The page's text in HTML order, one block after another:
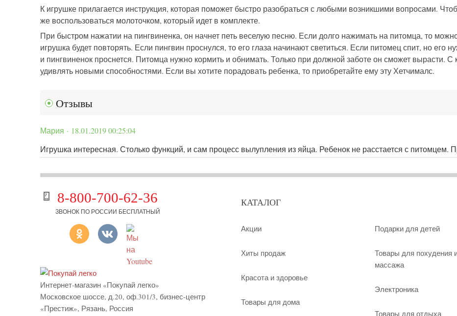
К игрушке прилагается инструкция, которая поможет быстро разобраться с любыми возникшими вопросами.
же воспользоваться молоточком, который идет в комплекте.
При быстром нажатии на пингвиненка, он начнет петь веселую песню. Если долго нажимать на питомца, то
игрушка будет повторять. Если пингвин проснулся, то его глаза начинают светиться. Если питомец спит, но его
и пингвиненок проснется. Питомца нужно кормить и обнимать. Только при должной заботе он сможет вырасти.
удивлять новыми способностями. Если вы хотите порадовать ребенка, то приобретайте ему эту Хетчималс.
Отзывы
Мария · 18.01.2019 00:25:04
Игрушка интересная. Столько функций, и сам процесс вылупления из яйца. Ребенок не расстается с питомцем.
8-800-700-62-36
ЗВОНОК ПО РОССИИ БЕСПЛАТНЫЙ
Интернет-магазин «Покупай легко»
Московское шоссе, д.20, оф.301/3, бизнес-центр
«Престиж», Рязань, Россия
КАТАЛОГ
Акции
Хиты продаж
Красота и здоровье
Товары для дома
Подарки для детей
Товары для похудения
массажа
Электроника
Товары для отдыха